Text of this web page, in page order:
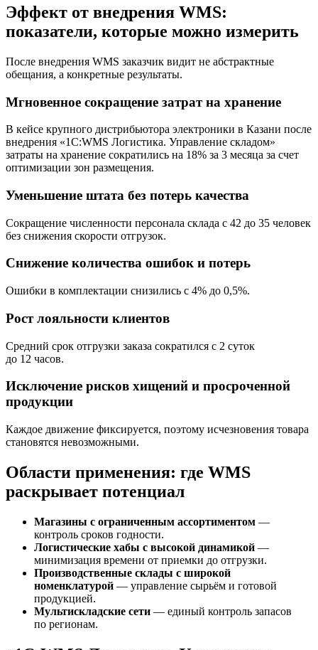
Эффект от внедрения WMS:
показатели, которые можно измерить
После внедрения WMS заказчик видит не абстрактные
обещания, а конкретные результаты.
Мгновенное сокращение затрат на хранение
В кейсе крупного дистрибьютора электроники в Казани после
внедрения «1С:WMS Логистика. Управление складом»
затраты на хранение сократились на 18% за 3 месяца за счет
оптимизации зон размещения.
Уменьшение штата без потерь качества
Сокращение численности персонала склада с 42 до 35 человек
без снижения скорости отгрузок.
Снижение количества ошибок и потерь
Ошибки в комплектации снизились с 4% до 0,5%.
Рост лояльности клиентов
Средний срок отгрузки заказа сократился с 2 суток
до 12 часов.
Исключение рисков хищений и просроченной
продукции
Каждое движение фиксируется, поэтому исчезновения товара
становятся невозможными.
Области применения: где WMS
раскрывает потенциал
Магазины с ограниченным ассортиментом —
контроль сроков годности.
Логистические хабы с высокой динамикой —
минимизация времени от приемки до отгрузки.
Производственные склады с широкой
номенклатурой — управление сырьём и готовой
продукцией.
Мультискладские сети — единый контроль запасов
по регионам.